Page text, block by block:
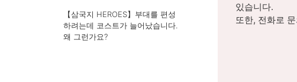
【삼국지 HEROES】부대를 편성
하려는데 코스트가 늘어났습니다.
왜 그런가요?
있습니다.
또한, 전화로